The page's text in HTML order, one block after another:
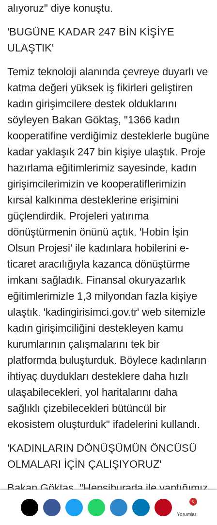
Yorumlar
Yorumlar
Yorumlar
alıyoruz" diye konuştu.
'BUGÜNE KADAR 247 BİN KİŞİYE
ULAŞTIK'
Temiz teknoloji alanında çevreye duyarlı ve
katma değeri yüksek iş fikirleri geliştiren
kadın girişimcilere destek olduklarını
söyleyen Bakan Göktaş, "1366 kadın
kooperatifine verdiğimiz desteklerle bugüne
kadar yaklaşık 247 bin kişiye ulaştık. Proje
hazırlama eğitimlerimiz sayesinde, kadın
girişimcilerimizin ve kooperatiflerimizin
kırsal kalkınma desteklerine erişimini
güçlendirdik. Projeleri yatırıma
dönüştürmenin önünü açtık. 'Hobin İşin
Olsun Projesi' ile kadınlara hobilerini e-
ticaret aracılığıyla kazanca dönüştürme
imkanı sağladık. Finansal okuryazarlık
eğitimlerimizle 1,3 milyondan fazla kişiye
ulaştık. 'kadingirisimci.gov.tr' web sitemizle
kadın girişimciliğini destekleyen kamu
kurumlarının çalışmalarını tek bir
platformda buluşturduk. Böylece kadınların
ihtiyaç duydukları desteklere daha hızlı
ulaşabilecekleri, yol haritalarını daha
sağlıklı çizebilecekleri bütüncül bir
ekosistem oluşturduk" ifadelerini kullandı.
'KADINLARIN DÖNÜŞÜMÜN ÖNCÜSÜ
OLMALARI İÇİN ÇALIŞIYORUZ'
Bakan Göktaş, "Hepsiburada ile yaptığımız
iş birliğiyle kadın girişimcilerimizi, dijital
ticaretin güçlü aktörleri haline getiriyoruz.